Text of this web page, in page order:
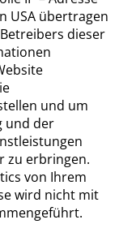
USA übertragen
dieser
und um
und der
zu erbringen.
von Ihrem
wird nicht mit